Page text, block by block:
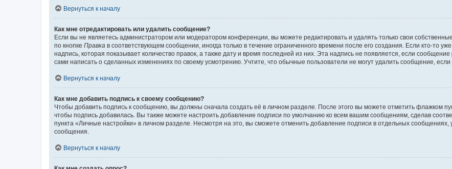
Вернуться к началу
Как мне отредактировать или удалить сообщение?
Если вы не являетесь администратором или модератором конференции, вы можете редактировать и удалять только свои
по кнопке Правка в соответствующем сообщении, иногда только в течение ограниченного времени после его создания. Если кто-то
надпись, которая показывает количество правок, а также дату и время последней из них. Эта надпись не появляется, если
сами написать о сделанных изменениях по своему усмотрению. Учтите, что обычные пользователи не могут удалить сообщение, если
Вернуться к началу
Как мне добавить подпись к своему сообщению?
Чтобы добавить подпись к сообщению, вы должны сначала создать её в личном разделе. После этого вы можете отметить флажком
чтобы подпись добавилась. Вы также можете настроить добавление подписи по умолчанию ко всем вашим сообщениям, сделав
пункта «Личные настройки» в личном разделе. Несмотря на это, вы сможете отменить добавление подписи в отдельных сообщениях,
сообщения.
Вернуться к началу